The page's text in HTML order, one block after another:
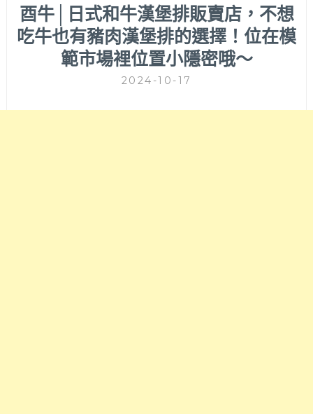
酉牛│日式和牛漢堡排販賣店，不想
吃牛也有豬肉漢堡排的選擇！位在模
範市場裡位置小隱密哦～
2024-10-17